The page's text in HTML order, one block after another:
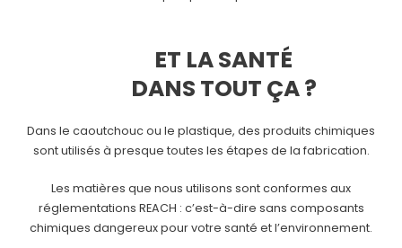
ET LA SANTÉ
DANS TOUT ÇA ?
Dans le caoutchouc ou le plastique, des produits chimiques
sont utilisés à presque toutes les étapes de la fabrication.
Les matières que nous utilisons sont conformes aux
réglementations REACH : c’est-à-dire sans composants
chimiques dangereux pour votre santé et l’environnement.